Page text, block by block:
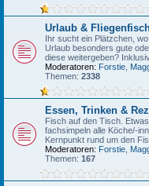
Urlaub &
Ihr sucht ein Plätzchen,
Urlaub besonders gute
diese weitergeben?
Moderatoren: Forstie
Themen: 2338
Essen, Trinken &
Fisch auf den Tisch.
fachsimpeln alle Köche/-
Kernpunkt rund um den
Moderatoren: Forstie
Themen: 167